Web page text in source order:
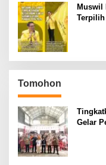
Muswil
Terpilih
Tomohon
Gelar